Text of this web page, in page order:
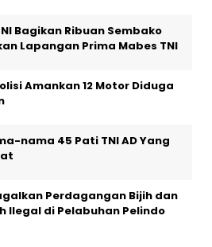
Bagikan Ribuan Sembako
Lapangan Prima Mabes TNI
Amankan 12 Motor Diduga
nama 45 Pati TNI AD Yang
Perdagangan Bijih dan
Ilegal di Pelabuhan Pelindo